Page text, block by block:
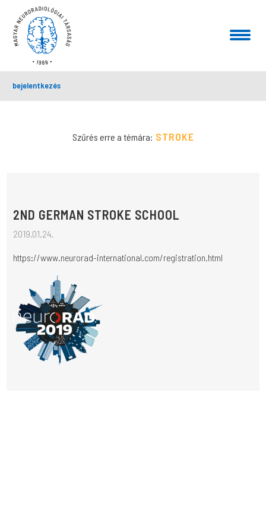
bejelentkezés
Szűrés erre a témára: STROKE
2ND GERMAN STROKE SCHOOL
2019.01.24.
https://www.neurorad-international.com/registration.html